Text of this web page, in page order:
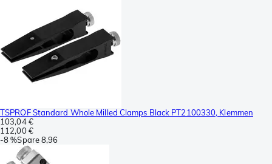
TSPROF Standard Whole Milled Clamps Black PT2100330, Klemmen
103,04 €
112,00 €
-8 %Spare8,96